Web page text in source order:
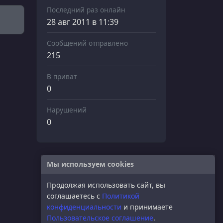
Последний раз онлайн
28 авг 2011 в 11:39
Сообщений отправлено
215
В приват
0
Нарушений
0
Мы используем cookies
Продолжая использовать сайт, вы
соглашаетесь с Политикой
конфиденциальности и принимаете
Пользовательское соглашение.